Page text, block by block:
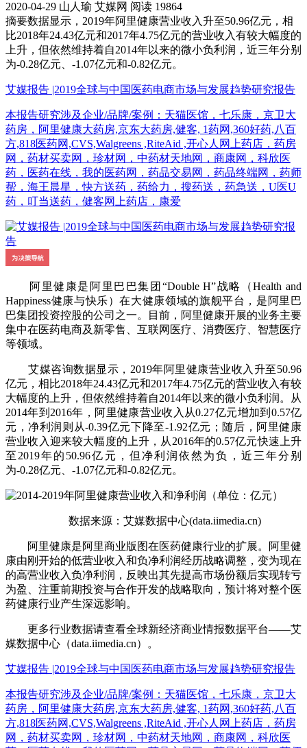
2020-04-29 山人瑜 艾媒网 阅读 19864
摘要数据显示，2019年阿里健康营业收入升至50.96亿元，相
比2018年24.43亿元和2017年4.75亿元的营业收入有较大幅度的
上升，但依然维持着自2014年以来的微小负利润，近三年分别
为-0.28亿元、-1.07亿元和-0.82亿元。
艾媒报告 |2019全球与中国医药电商市场与发展趋势研究报告
本报告研究涉及企业/品牌/案例：天猫医馆，七乐康，京卫大
药房，阿里健康大药房,京东大药房,健客, 1药网,360好药,八百
方,818医药网,CVS,Walgreens ,RiteAid ,开心人网上药店，药房
网，药材买卖网，珍材网，中药材天地网，商康网，科欣医
药，医药在线，我的医药网，药品交易网，药品终端网，药师
帮，海王晨星，快方送药，药给力，搜药送，药急送，U医U
药，叮当送药，健客网上药店，康爱
阿里健康是阿里巴巴集团“Double H”战略（Health and
Happiness健康与快乐）在大健康领域的旗舰平台，是阿里巴
巴集团投资控股的公司之一。目前，阿里健康开展的业务主要
集中在医药电商及新零售、互联网医疗、消费医疗、智慧医疗
等领域。
艾媒咨询数据显示，2019年阿里健康营业收入升至50.96
亿元，相比2018年24.43亿元和2017年4.75亿元的营业收入有较
大幅度的上升，但依然维持着自2014年以来的微小负利润。从
2014年到2016年，阿里健康营业收入从0.27亿元增加到0.57亿
元，净利润则从-0.39亿元下降至-1.92亿元；随后，阿里健康
营业收入迎来较大幅度的上升，从2016年的0.57亿元快速上升
至2019年的50.96亿元，但净利润依然为负，近三年分别
为-0.28亿元、-1.07亿元和-0.82亿元。
数据来源：艾媒数据中心(data.iimedia.cn)
阿里健康是阿里商业版图在医药健康行业的扩展。阿里健
康由刚开始的低营业收入和负净利润经历战略调整，变为现在
的高营业收入负净利润，反映出其先提高市场份额后实现转亏
为盈、注重前期投资与合作开发的战略取向，预计将对整个医
药健康行业产生深远影响。
更多行业数据请查看全球新经济商业情报数据平台——艾
媒数据中心（data.iimedia.cn）。
艾媒报告 |2019全球与中国医药电商市场与发展趋势研究报告
本报告研究涉及企业/品牌/案例：天猫医馆，七乐康，京卫大
药房，阿里健康大药房,京东大药房,健客, 1药网,360好药,八百
方,818医药网,CVS,Walgreens ,RiteAid ,开心人网上药店，药房
网，药材买卖网，珍材网，中药材天地网，商康网，科欣医